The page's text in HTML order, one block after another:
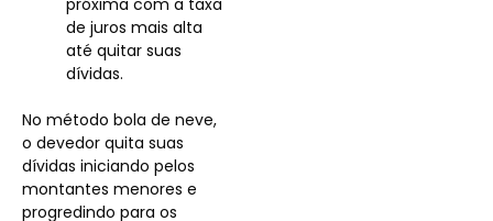
de juros mais alta
até quitar suas
dívidas.
No método bola de neve,
o devedor quita suas
dívidas iniciando pelos
montantes menores e
progredindo para os